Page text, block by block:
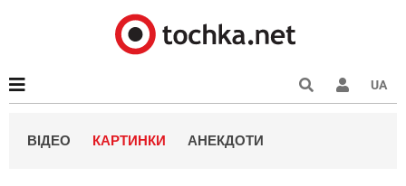
UA
ВІДЕО КАРТИНКИ АНЕКДОТИ